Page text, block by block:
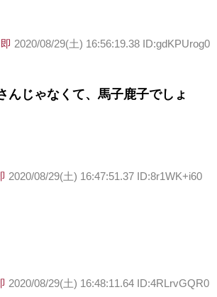
2020/08/29(土) 16:56:19.38 ID:gdKPUrog0
んじゃなくて、馬子鹿子でしょ
2020/08/29(土) 16:47:51.37 ID:8r1WK+i60
2020/08/29(土) 16:48:11.64 ID:4RLrvGQR0